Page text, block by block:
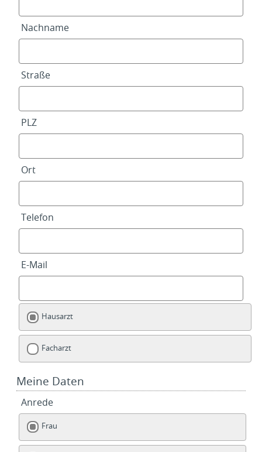
Nachname
Straße
PLZ
Ort
Telefon
E-Mail
Hausarzt
Facharzt
Meine Daten
Anrede
Frau